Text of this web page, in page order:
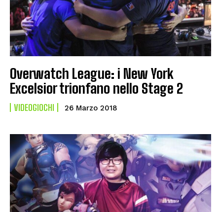
Overwatch League: i New York
Excelsior trionfano nello Stage 2
VIDEOGIOCHI 26 Marzo 2018